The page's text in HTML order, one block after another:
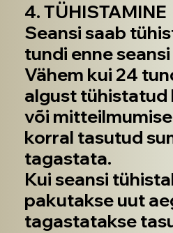
4. TÜHISTAMINE
Seansi saab
tundi enne
Vähem kui 24
algust tühistatud
või mitteilmumise
korral tasutud
tagastata.
Kui seansi
pakutakse uut
tagastatakse